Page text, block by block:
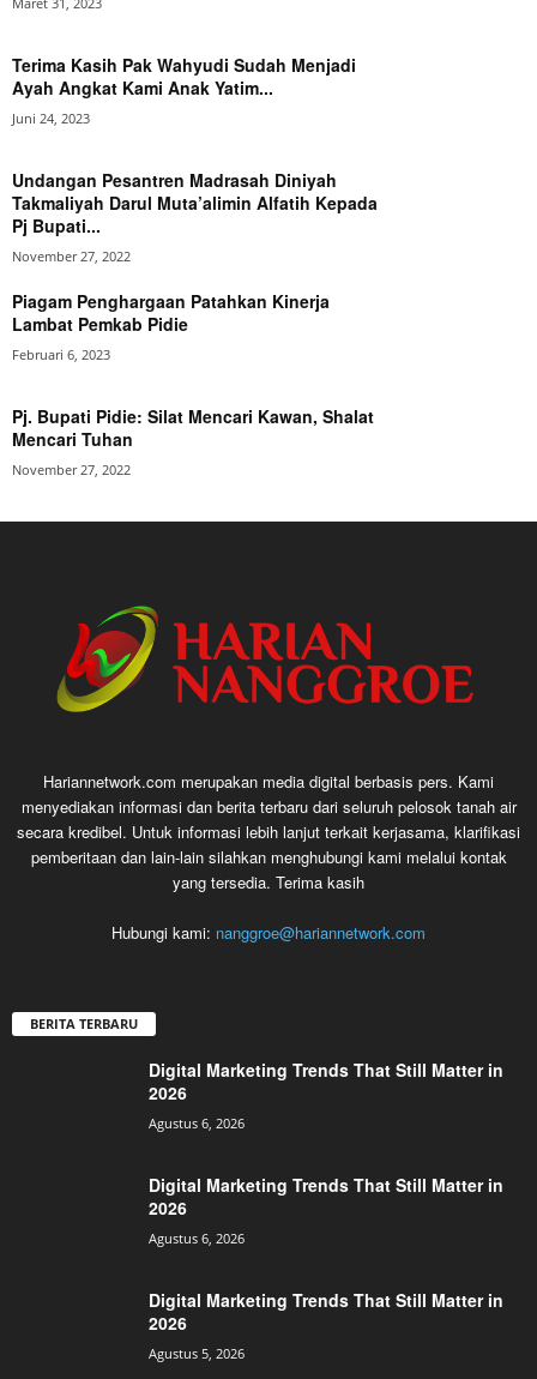
Terima Kasih Pak Wahyudi Sudah Menjadi
Ayah Angkat Kami Anak Yatim...
Juni 24, 2023
Undangan Pesantren Madrasah Diniyah
Takmaliyah Darul Muta’alimin Alfatih Kepada
Pj Bupati...
November 27, 2022
Piagam Penghargaan Patahkan Kinerja
Lambat Pemkab Pidie
Februari 6, 2023
Pj. Bupati Pidie: Silat Mencari Kawan, Shalat
Mencari Tuhan
November 27, 2022
Hariannetwork.com merupakan media digital berbasis pers. Kami
menyediakan informasi dan berita terbaru dari seluruh pelosok tanah air
secara kredibel. Untuk informasi lebih lanjut terkait kerjasama, klarifikasi
pemberitaan dan lain-lain silahkan menghubungi kami melalui kontak
yang tersedia. Terima kasih
Hubungi kami: nanggroe@hariannetwork.com
BERITA TERBARU
Digital Marketing Trends That Still Matter in
2026
Agustus 6, 2026
Digital Marketing Trends That Still Matter in
2026
Agustus 6, 2026
Digital Marketing Trends That Still Matter in
2026
Agustus 5, 2026